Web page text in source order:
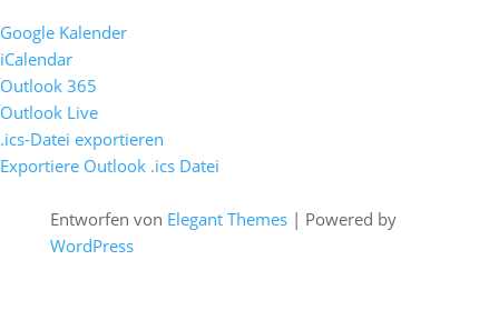
Google Kalender
iCalendar
Outlook 365
Outlook Live
.ics-Datei exportieren
Exportiere Outlook .ics Datei
Entworfen von Elegant Themes| Powered by
WordPress